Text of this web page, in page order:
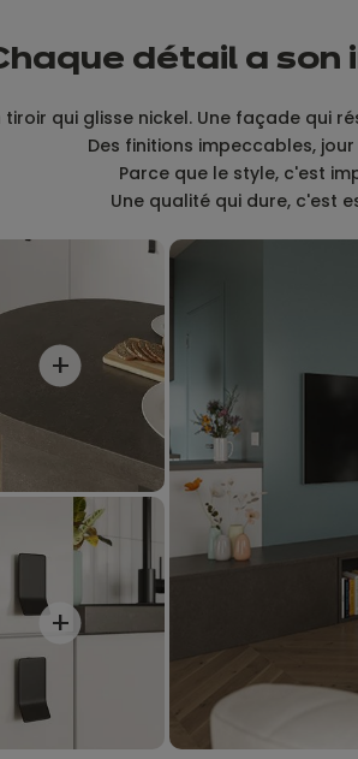
détail a son
tiroir qui glisse nickel. Une façade qui
Des finitions impeccables,
Parce que le style, c'est
Une qualité qui dure, c'est
+
+